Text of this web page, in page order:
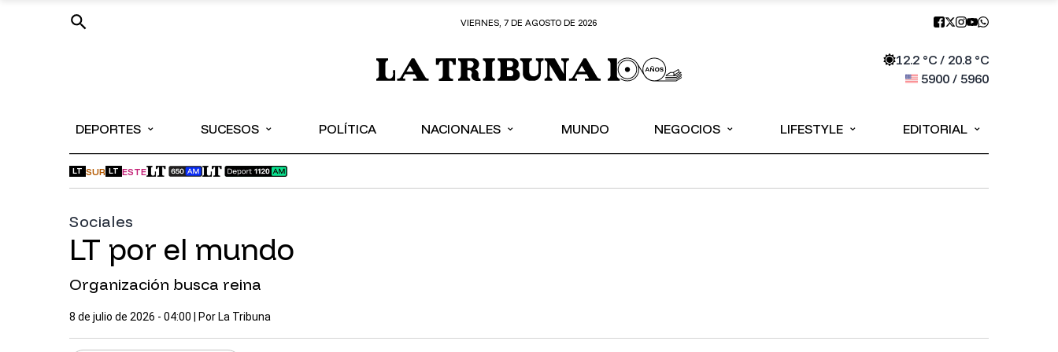
VIERNES, 7 DE AGOSTO DE 2026
12.2°C / 20.8°C
5900/ 5960
DEPORTES ⌄ SUCESOS ⌄ POLÍTICA NACIONALES ⌄ MUNDO NEGOCIOS ⌄ LIFESTYLE ⌄ EDITORIAL ⌄
LT SUR LT ESTE
Sociales
LT por el mundo
Organización busca reina
8 de julio de 2026 - 04:00 | Por La Tribuna